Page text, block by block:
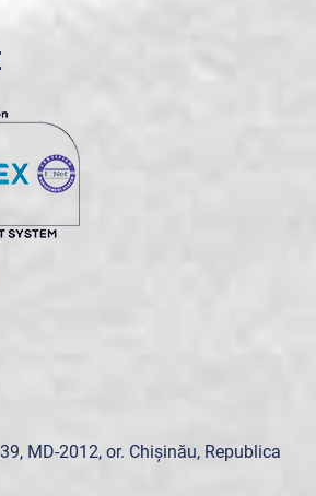
MD-2012, or. Chișinău, Republica